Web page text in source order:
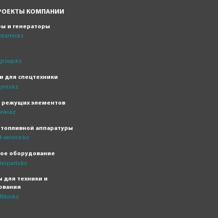
КОМПАНИИ
и генераторы
для спецтехники
режущих элементов
аппаратуры
service.kz
оборудование
для техники и